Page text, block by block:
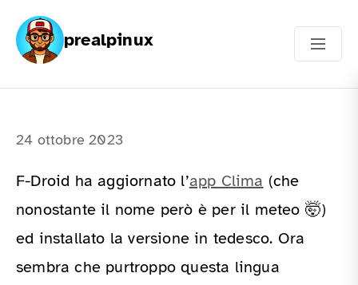
prealpinux
24 ottobre 2023
F-Droid ha aggiornato l’app Clima (che
nonostante il nome però è per il meteo 🤯)
ed installato la versione in tedesco. Ora
sembra che purtroppo questa lingua